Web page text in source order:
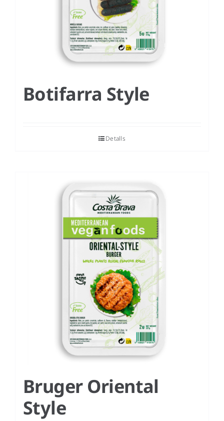
Botifarra Style
Detalls
Bruger Oriental
Style